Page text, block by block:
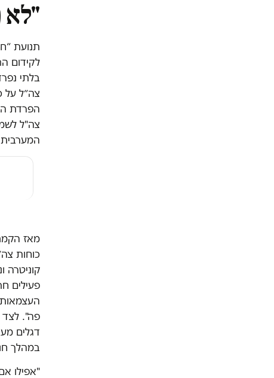
"לא
לקידום
בלתי
צה"ל
מאז
כוחות
קוניטרה
פעילים
פה". לצד
דגלים
במהלך
"אפילו